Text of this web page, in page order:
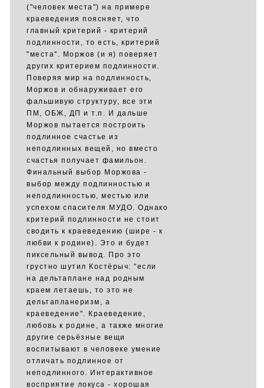
("человек места") на примере
краеведения поясняет, что
главный критерий - критерий
подлинности, то есть, критерий
"места". Моржов (и я) поверяет
других критерием подлинности.
Поверяя мир на подлинность,
Моржов и обнаруживает его
фальшивую структуру, все эти
ПМ, ОБЖ, ДП и т.п. И дальше
Моржов пытается построить
подлинное счастье из
неподлинных вещей, но вместо
счастья получает фамильон.
Финальный выбор Моржова -
выбор между подлинностью и
неподлинностью, местью или
успехом спасителя МУДО. Однако
критерий подлинности не стоит
сводить к краеведению (шире - к
любви к родине). Это и будет
пиксельный вывод. Про это
грустно шутил Костёрыч: "если
на дельтаплане над родным
краем летаешь, то это не
дельтапланеризм, а
краеведение". Краеведение,
любовь к родине, а также многие
другие серьёзные вещи
воспитывают в человеке умение
отличать подлинное от
неподлинного. Интерактивное
восприятие локуса - хорошая